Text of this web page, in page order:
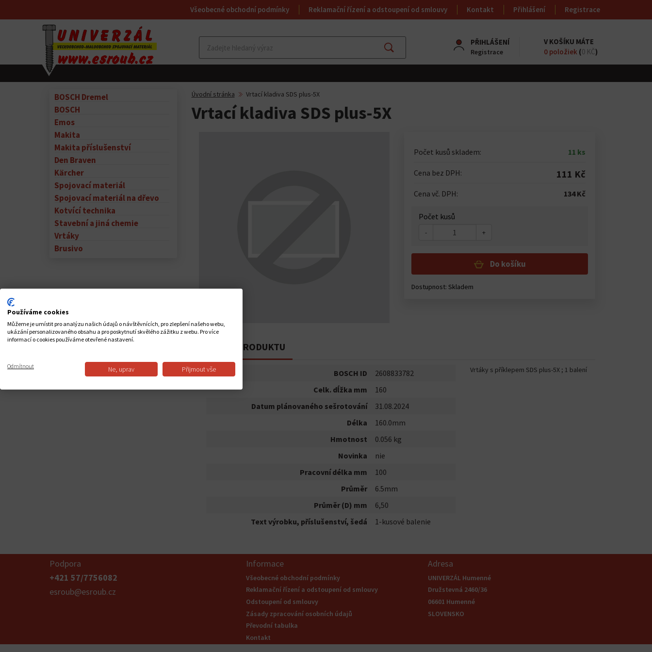
Všeobecné obchodní podmínky Reklamační řízení a odstoupení od smlouvy Kontakt Přihlášení Registrace
Najít
PŘIHLÁŠENÍ
Registrace
V KOŠÍKU MÁTE
0 položiek (0 KČ)
BOSCH Dremel
BOSCH
Emos
Makita
Makita příslušenství
Den Braven
Kärcher
Spojovací materiál
Spojovací materiál na dřevo
Kotvící technika
Stavební a jiná chemie
Vrtáky
Brusivo
Úvodní stránka Vrtací kladiva SDS plus-5X
Vrtací kladiva SDS plus-5X
Počet kusů skladem: 11 ks
Cena bez DPH: 111 Kč
Cena vč. DPH: 134 Kč
Počet kusů
- +
Do košíku
Dostupnost: Skladem
POPIS PRODUKTU
Vrtáky s příklepem SDS plus-5X ; 1 balení
BOSCH ID
2608833782
Celk. dĺžka mm
160
Datum plánovaného sešrotování
31.08.2024
Délka
160.0mm
Hmotnost
0.056 kg
Novinka
nie
Pracovní délka mm
100
Průměr
6.5mm
Průměr (D) mm
6,50
Text výrobku, příslušenství, šedá
1-kusové balenie
Podpora
+421 57/7756082
esroub@esroub.cz
Informace
Všeobecné obchodní podmínky
Reklamační řízení a odstoupení od smlouvy
Odstoupení od smlouvy
Zásady zpracování osobních údajů
Převodní tabulka
Kontakt
Adresa
UNIVERZÁL Humenné
Družstevná 2460/36
06601 Humenné
SLOVENSKO
Používáme cookies
Můžeme je umístit pro analýzu našich údajů o návštěvnících, pro zlepšení našeho webu,
ukázání personalizovaného obsahu a pro poskytnutí skvělého zážitku z webu. Pro více
informací o cookies používáme otevřené nastavení.
Odmítnout Ne, uprav Přijmout vše